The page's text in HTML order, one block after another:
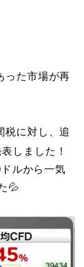
った市場が再
税に対し、追
しました！
ルから一気
💦